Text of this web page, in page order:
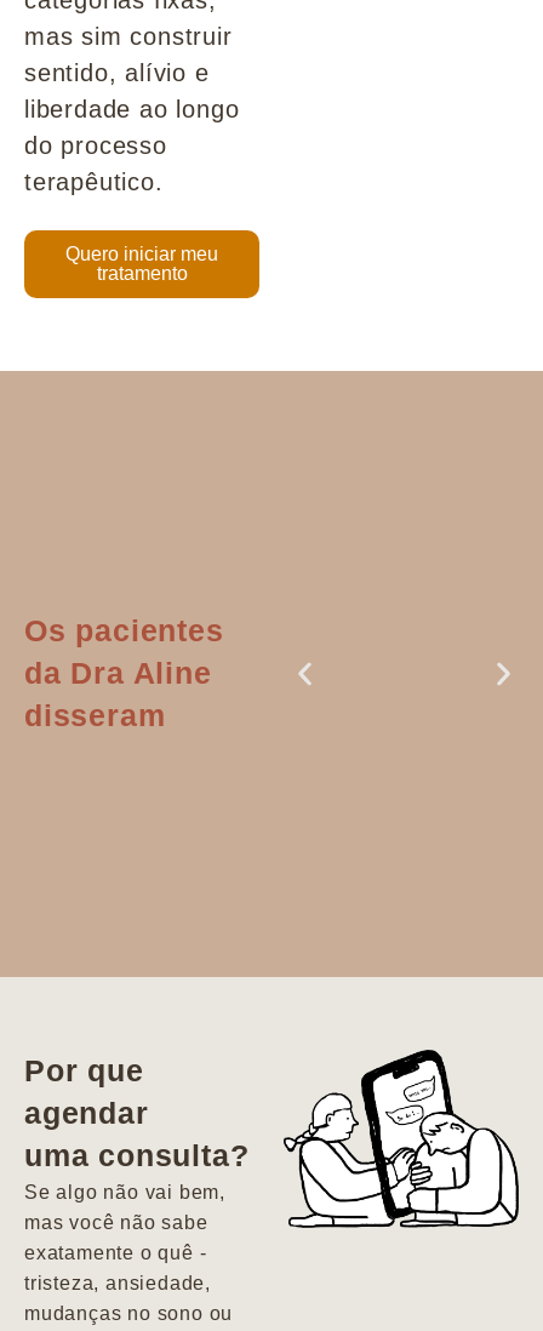
mas sim construir
sentido, alívio e
liberdade ao longo
do processo
terapêutico.
Quero iniciar meu
tratamento
Os pacientes
da Dra Aline
disseram
vida. Ela me
encontrou num
estado misto de
depressão e
agitação com
pensamentos
Por que
agendar
uma consulta?
Se algo não vai bem,
mas você não sabe
exatamente o quê -
tristeza, ansiedade,
mudanças no sono ou